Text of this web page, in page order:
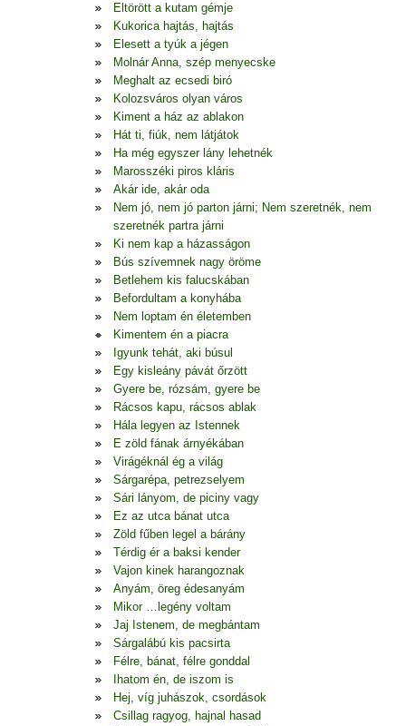
Eltörött a kutam gémje
Kukorica hajtás, hajtás
Elesett a tyúk a jégen
Molnár Anna, szép menyecske
Meghalt az ecsedi biró
Kolozsváros olyan város
Kiment a ház az ablakon
Hát ti, fiúk, nem látjátok
Ha még egyszer lány lehetnék
Marosszéki piros kláris
Akár ide, akár oda
Nem jó, nem jó parton járni; Nem szeretnék, nem
szeretnék partra járni
Ki nem kap a házasságon
Bús szívemnek nagy öröme
Betlehem kis falucskában
Befordultam a konyhába
Nem loptam én életemben
Kimentem én a piacra
Igyunk tehát, aki búsul
Egy kisleány pávát őrzött
Gyere be, rózsám, gyere be
Rácsos kapu, rácsos ablak
Hála legyen az Istennek
E zöld fának árnyékában
Virágéknál ég a világ
Sárgarépa, petrezselyem
Sári lányom, de piciny vagy
Ez az utca bánat utca
Zöld fűben legel a bárány
Térdig ér a baksi kender
Vajon kinek harangoznak
Anyám, öreg édesanyám
Mikor …legény voltam
Jaj Istenem, de megbántam
Sárgalábú kis pacsirta
Félre, bánat, félre gonddal
Ihatom én, de iszom is
Hej, víg juhászok, csordások
Csillag ragyog, hajnal hasad